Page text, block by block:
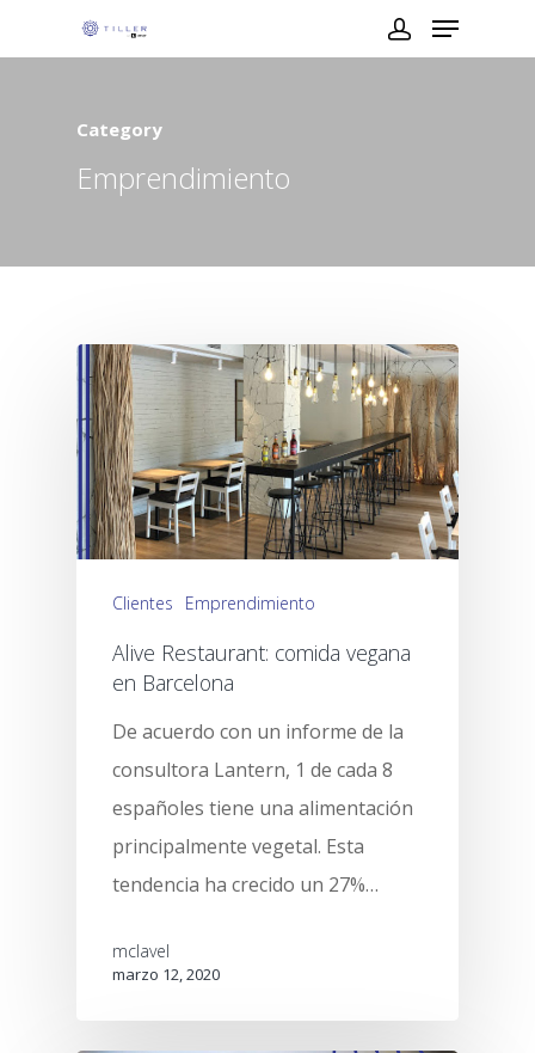
Category
Emprendimiento
Clientes Emprendimiento
Alive Restaurant: comida vegana
en Barcelona
De acuerdo con un informe de la
consultora Lantern, 1 de cada 8
españoles tiene una alimentación
principalmente vegetal. Esta
tendencia ha crecido un 27%…
mclavel
marzo 12, 2020